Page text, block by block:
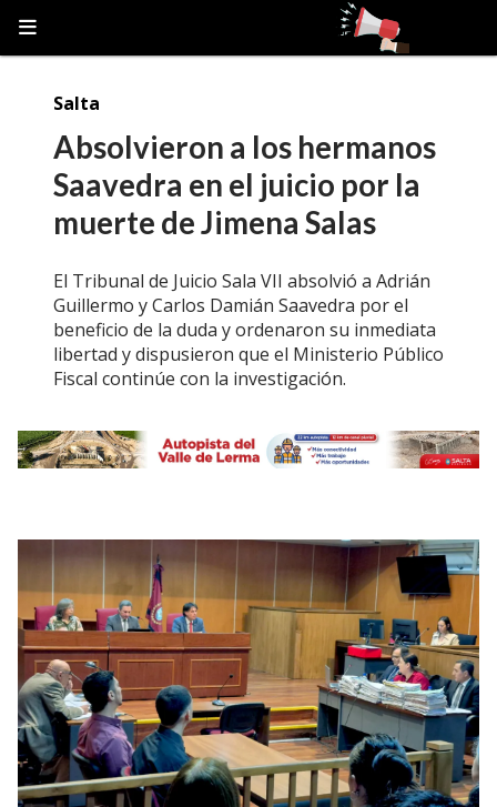
Absolvieron a los hermanos
Saavedra en el juicio por la
muerte de Jimena Salas
El Tribunal de Juicio Sala VII absolvió a Adrián
Guillermo y Carlos Damián Saavedra por el
beneficio de la duda y ordenaron su inmediata
libertad y dispusieron que el Ministerio Público
Fiscal continúe con la investigación.
Salta